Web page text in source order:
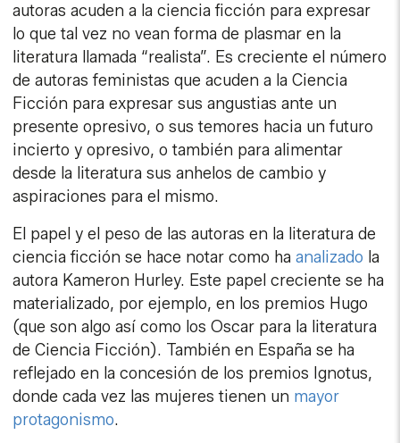
autoras acuden a la ciencia ficción para expresar
lo que tal vez no vean forma de plasmar en la
literatura llamada “realista”. Es creciente el número
de autoras feministas que acuden a la Ciencia
Ficción para expresar sus angustias ante un
presente opresivo, o sus temores hacia un futuro
incierto y opresivo, o también para alimentar
desde la literatura sus anhelos de cambio y
aspiraciones para el mismo.
El papel y el peso de las autoras en la literatura de
ciencia ficción se hace notar como haanalizado la
autora Kameron Hurley. Este papel creciente se ha
materializado, por ejemplo, en los premios Hugo
(que son algo así como los Oscar para la literatura
de Ciencia Ficción). También en España se ha
reflejado en la concesión de los premios Ignotus,
donde cada vez las mujeres tienen un mayor
protagonismo.